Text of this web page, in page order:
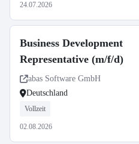
24.07.2026
Business Development
Representative (m/f/d)
abas Software GmbH
Deutschland
Vollzeit
02.08.2026